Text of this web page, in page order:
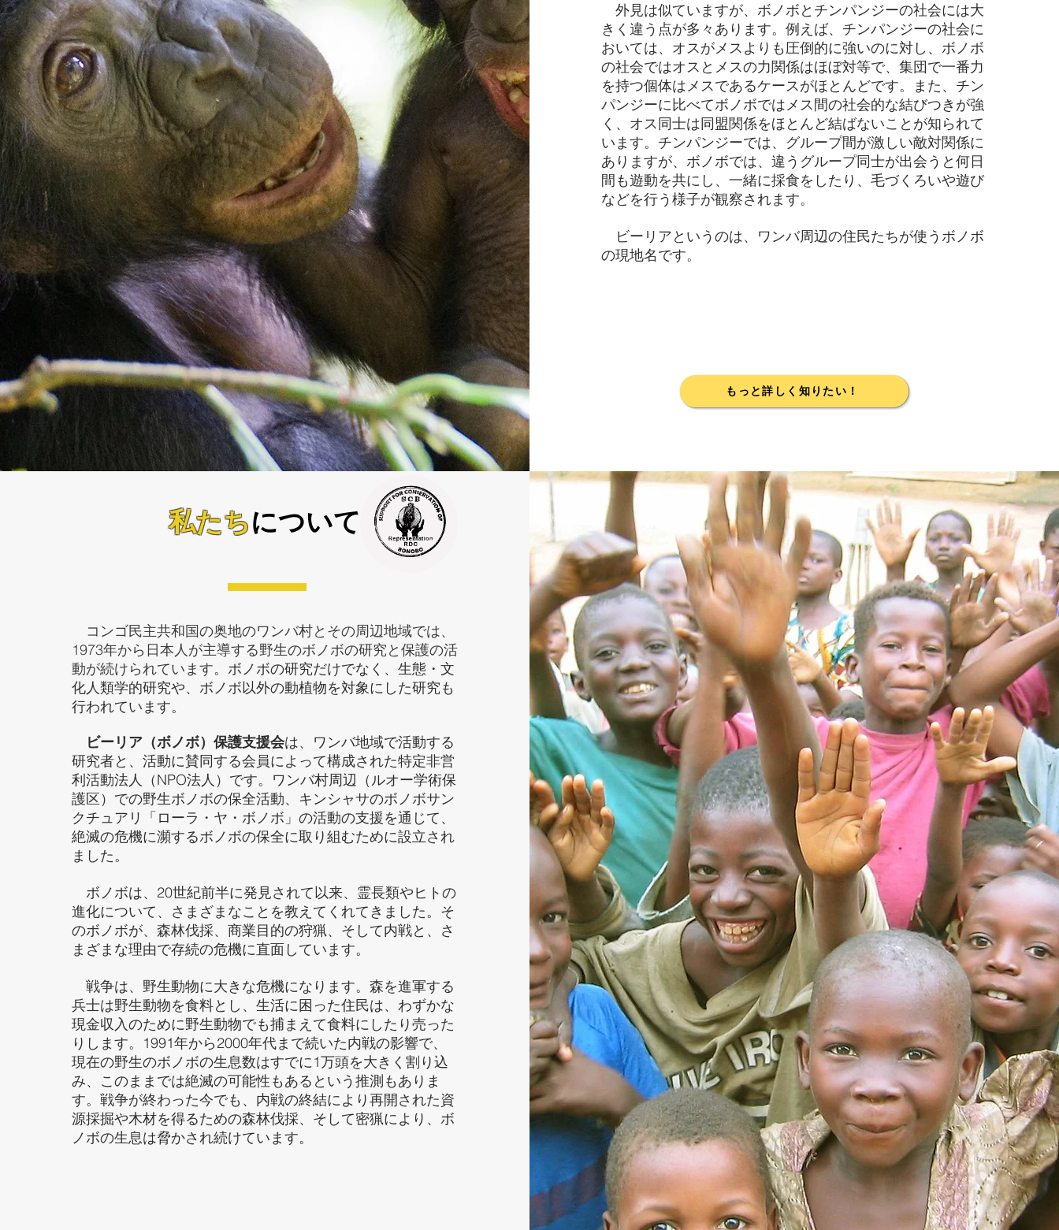
外見は似ていますが、ボノボとチンパンジーの社会には大
きく違う点が多々あります。例えば、チンパンジーの社会に
おいては、オスがメスよりも圧倒的に強いのに対し、ボノボ
の社会ではオスとメスの力関係はほぼ対等で、集団で一番力
を持つ個体はメスであるケースがほとんどです。また、チン
パンジーに比べてボノボではメス間の社会的な結びつきが強
く、オス同士は同盟関係をほとんど結ばないことが知られて
います。チンパンジーでは、グループ間が激しい敵対関係に
ありますが、ボノボでは、違うグループ同士が出会うと何日
間も遊動を共にし、一緒に採食をしたり、毛づくろいや遊び
などを行う様子が観察されます。
ビーリアというのは、ワンバ周辺の住民たちが使うボノボ
の現地名です。
もっと詳しく知りたい！
私たちについて
コンゴ民主共和国の奥地のワンバ村とその周辺地域では、
1973年から日本人が主導する野生のボノボの研究と保護の活
動が続けられています。 ボノボの研究だけでなく、生態・文
化人類学的研究や、ボノボ以外の動植物を対象にした研究も
行われています。
ビーリア（ボノボ）保護支援会は、ワンバ地域で活動する
研究者と、活動に賛同する会員によって構成された特定非営
利活動法人（NPO法人）です。ワンバ村周辺（ルオー学術保
護区）での野生ボノボの保全活動、キンシャサのボノボサン
クチュアリ「ローラ・ヤ・ボノボ」の活動の支援を通じて、
絶滅の危機に瀕するボノボの保全に取り組むために設立され
ました。
ボノボは、20世紀前半に発見されて以来、霊長類やヒトの
進化について、さまざまなことを教えてくれてきました。そ
のボノボが、森林伐採、商業目的の狩猟、そして内戦と、さ
まざまな理由で存続の危機に直面しています。
戦争は、野生動物に大きな危機になります。森を進軍する
兵士は野生動物を食料とし、生活に困った住民は、わずかな
現金収入のために野生動物でも捕まえて食料にしたり売った
りします。1991年から2000年代まで続いた内戦の影響で、
現在の野生のボノボの生息数はすでに1万頭を大きく割り込
み、このままでは絶滅の可能性もあるという推測もありま
す。戦争が終わった今でも、内戦の終結により再開された資
源採掘や木材を得るための森林伐採、そして密猟により、ボ
ノボの生息は脅かされ続けています。